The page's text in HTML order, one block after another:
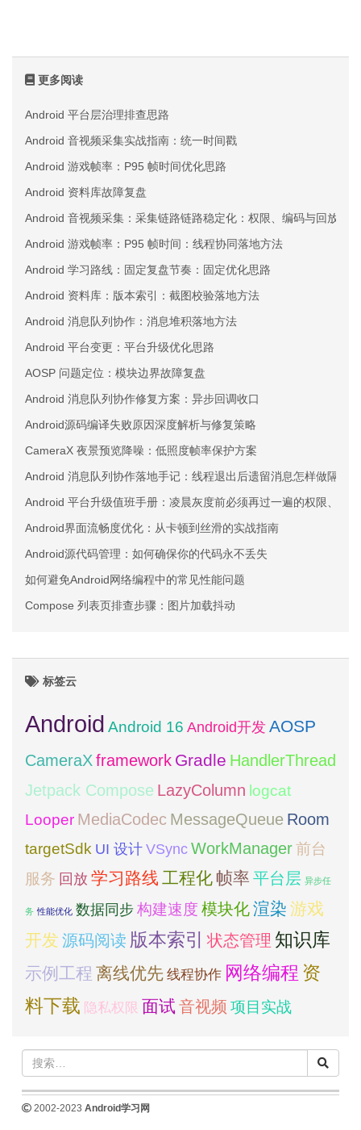
更多阅读
Android 平台层治理排查思路
Android 音视频采集实战指南：统一时间戳
Android 游戏帧率：P95 帧时间优化思路
Android 资料库故障复盘
Android 音视频采集：采集链路链路稳定化：权限、编码与回放三
Android 游戏帧率：P95 帧时间：线程协同落地方法
Android 学习路线：固定复盘节奏：固定优化思路
Android 资料库：版本索引：截图校验落地方法
Android 消息队列协作：消息堆积落地方法
Android 平台变更：平台升级优化思路
AOSP 问题定位：模块边界故障复盘
Android 消息队列协作修复方案：异步回调收口
Android源码编译失败原因深度解析与修复策略
CameraX 夜景预览降噪：低照度帧率保护方案
Android 消息队列协作落地手记：线程退出后遗留消息怎样做隔离
Android 平台升级值班手册：凌晨灰度前必须再过一遍的权限、服
Android界面流畅度优化：从卡顿到丝滑的实战指南
Android源代码管理：如何确保你的代码永不丢失
如何避免Android网络编程中的常见性能问题
Compose 列表页排查步骤：图片加载抖动
标签云
Android Android 16 Android开发 AOSP
CameraXframework Gradle HandlerThread
Jetpack Compose LazyColumn logcat
Looper MediaCodec MessageQueue Room
targetSdk UI 设计 VSyncWorkManager前台
服务 回放 学习路线 工程化帧率 平台层 异步任
务 性能优化 数据同步 构建速度 模块化渲染 游戏
开发 源码阅读 版本索引 状态管理 知识库
示例工程 离线优先 线程协作 网络编程 资
料下载 隐私权限 面试 音视频 项目实战
2002-2023 Android学习网